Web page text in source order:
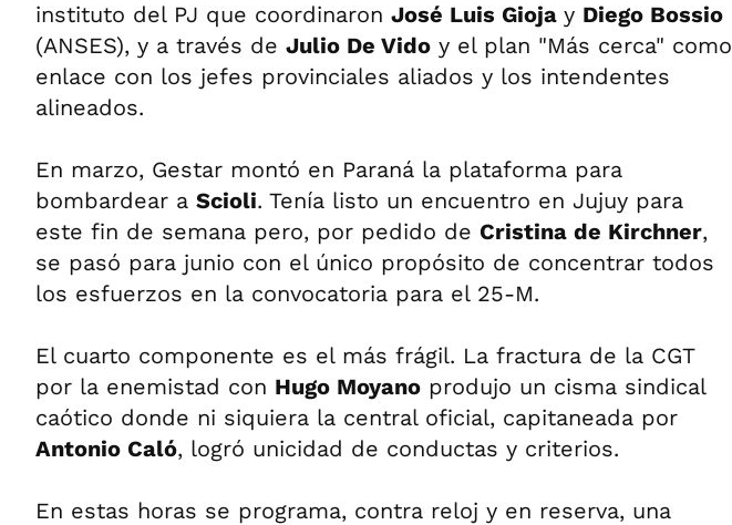
instituto del PJ que coordinaron José Luis Gioja y Diego Bossio
(ANSES), y a través de Julio De Vido y el plan "Más cerca" como
enlace con los jefes provinciales aliados y los intendentes
alineados.
En marzo, Gestar montó en Paraná la plataforma para
bombardear a Scioli. Tenía listo un encuentro en Jujuy para
este fin de semana pero, por pedido de Cristina de Kirchner,
se pasó para junio con el único propósito de concentrar todos
los esfuerzos en la convocatoria para el 25-M.
El cuarto componente es el más frágil. La fractura de la CGT
por la enemistad con Hugo Moyano produjo un cisma sindical
caótico donde ni siquiera la central oficial, capitaneada por
Antonio Caló, logró unicidad de conductas y criterios.
En estas horas se programa, contra reloj y en reserva, una